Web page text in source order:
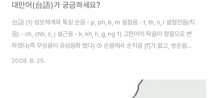
대만어(台語)가 궁금하세요?
台語 (1) 성모체계와 특징 순음 - p, ph, b, m 설첨음 - t, th, n, l 설첨전음(치
음) - ch, chh, s, j 설근음 - k, kh, h, g, ng 1) 고한어의 탁음이 청음으로 변
하였다(즉 무성음이 유성음화 했다) ① 순음에서 순치음 [f]가 없고, 쌍순음의
유성․무기음인 [b]가 있다 ② 치음에 유성․무기음인 [dʒ] (또는 [dz])가 있다
는 비음 [ŋ]이 있다 2) 권설음 zh[tʂ]․ch[tʂ‘]․sh[ʂ]가 없고, 이는 [ts][ts’][s]
로 발음한다 3) 설면음 j[tɕ]․q[tɕ‘]․x[ɕ]가 없고, 이는 [ts][ts’][s]로 발음한다
2008. 8. 25.